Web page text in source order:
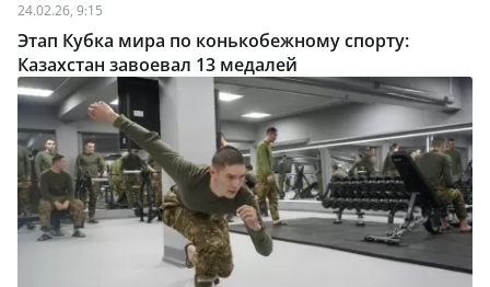
24.02.26, 9:15
Этап Кубка мира по конькобежному спорту:
Казахстан завоевал 13 медалей